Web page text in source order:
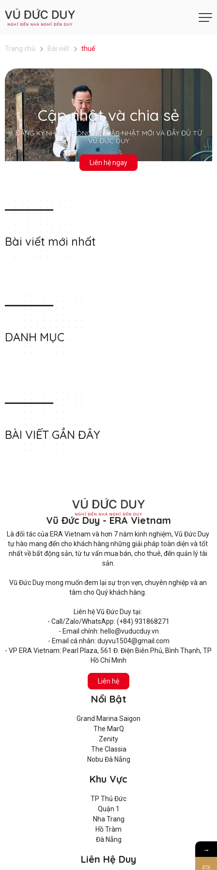
Trang chủ Bài viết thuế
Cập nhật và chia sẻ
ĐĂNG KÝ NHẬN THÔNG TIN CẬP NHẬT MỚI VÀ ĐẦY ĐỦ TỪ
VŨ ĐỨC DUY
Liên hệ ngay
Bài viết mới nhất
DANH MỤC
BÀI VIẾT GẦN ĐÂY
Vũ Đức Duy - ERA Vietnam
Là đối tác của ERA Vietnam và hơn 7 năm kinh nghiệm, Vũ Đức Duy
tự hào mang đến cho khách hàng những giải pháp toàn diện và tốt
nhất về bất động sản, từ tư vấn mua bán, cho thuê, đến quản lý tài
sản.
Vũ Đức Duy mong muốn đem lại sự trọn vẹn, chuyên nghiệp và an
tâm cho Quý khách hàng.
Liên hệ Vũ Đức Duy tại:
- Call/Zalo/WhatsApp: (+84) 931868271
- Email chính: hello@vuducduy.vn
- Email cá nhân: duyvu1504@gmail.com
- VP ERA Vietnam: Pearl Plaza, 561 Đ. Điện Biên Phủ, Bình Thạnh, TP
Hồ Chí Minh
Liên hệ
Nổi Bật
Grand Marina Saigon
The MarQ
Zenity
The Classia
Nobu Đà Nẵng
Khu Vực
TP Thủ Đức
Quận 1
Nha Trang
Hồ Tràm
Đà Nẵng
Liên Hệ Duy
→